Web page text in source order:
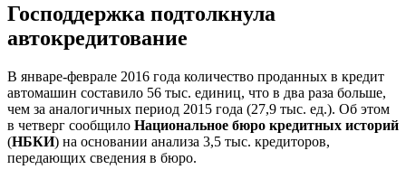
Господдержка подтолкнула
автокредитование
В январе-феврале 2016 года количество проданных в кредит
автомашин составило 56 тыс. единиц, что в два раза больше,
чем за аналогичных период 2015 года (27,9 тыс. ед.). Об этом
в четверг сообщило Национальное бюро кредитных историй
(НБКИ) на основании анализа 3,5 тыс. кредиторов,
передающих сведения в бюро.